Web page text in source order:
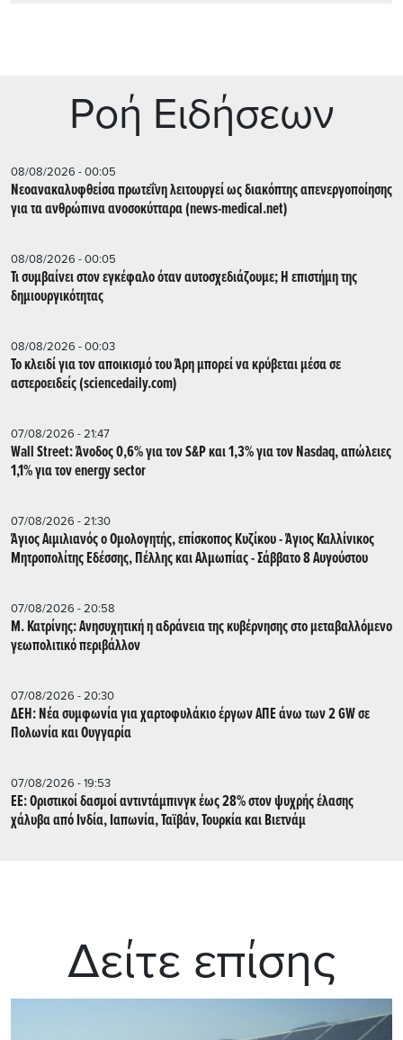
Ρoή Ειδήσεων
08/08/2026 - 00:05
Νεοανακαλυφθείσα πρωτεΐνη λειτουργεί ως διακόπτης απενεργοποίησης
για τα ανθρώπινα ανοσοκύτταρα (news-medical.net)
08/08/2026 - 00:05
Τι συμβαίνει στον εγκέφαλο όταν αυτοσχεδιάζουμε; Η επιστήμη της
δημιουργικότητας
08/08/2026 - 00:03
Το κλειδί για τον αποικισμό του Άρη μπορεί να κρύβεται μέσα σε
αστεροειδείς (sciencedaily.com)
07/08/2026 - 21:47
Wall Street: Άνοδος 0,6% για τον S&P και 1,3% για τον Nasdaq, απώλειες
1,1% για τον energy sector
07/08/2026 - 21:30
Άγιος Αιμιλιανός ο Ομολογητής, επίσκοπος Κυζίκου - Άγιος Καλλίνικος
Μητροπολίτης Εδέσσης, Πέλλης και Αλμωπίας - Σάββατο 8 Αυγούστου
07/08/2026 - 20:58
Μ. Κατρίνης: Ανησυχητική η αδράνεια της κυβέρνησης στο μεταβαλλόμενο
γεωπολιτικό περιβάλλον
07/08/2026 - 20:30
ΔΕΗ: Νέα συμφωνία για χαρτοφυλάκιο έργων ΑΠΕ άνω των 2 GW σε
Πολωνία και Ουγγαρία
07/08/2026 - 19:53
ΕΕ: Οριστικοί δασμοί αντιντάμπινγκ έως 28% στον ψυχρής έλασης
χάλυβα από Ινδία, Ιαπωνία, Ταϊβάν, Τουρκία και Βιετνάμ
Δείτε επίσης